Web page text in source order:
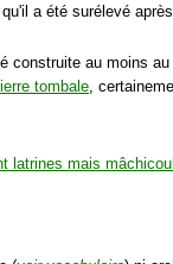
a été surélevé
construite au moins au
tombale,